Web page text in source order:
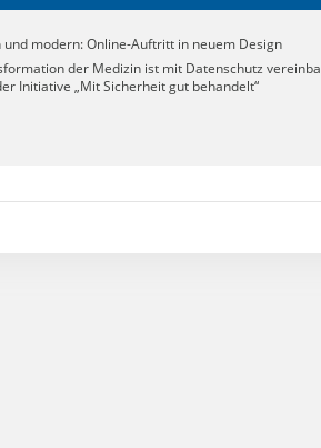
modern: Online-Auftritt in neuem Design
der Medizin ist mit Datenschutz
Initiative „Mit Sicherheit gut behandelt“